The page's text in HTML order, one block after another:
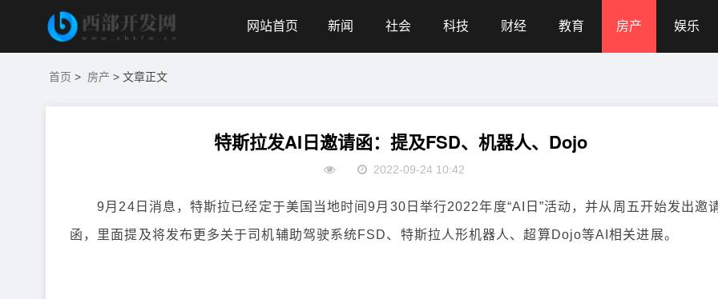
网站首页 新闻 社会 科技 财经 教育 房产 娱乐
首页 > 房产 > 文章正文
特斯拉发AI日邀请函：提及FSD、机器人、Dojo
2022-09-24 10:42
9月24日消息，特斯拉已经定于美国当地时间9月30日举行2022年度“AI日”活动，并从周五开始发出邀
函，里面提及将发布更多关于司机辅助驾驶系统FSD、特斯拉人形机器人、超算Dojo等AI相关进展。